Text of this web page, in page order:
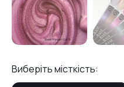
Виберіть місткість: